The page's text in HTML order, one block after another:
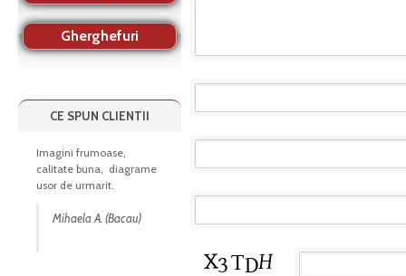
Gherghefuri
CE SPUN CLIENTII
Imagini frumoase,
calitate buna, diagrame
usor de urmarit.
Mihaela A. (Bacau)